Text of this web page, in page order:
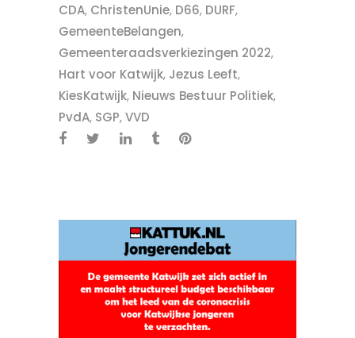
CDA, ChristenUnie, D66, DURF,
GemeenteBelangen,
Gemeenteraadsverkiezingen 2022,
Hart voor Katwijk, Jezus Leeft,
KiesKatwijk, Nieuws Bestuur Politiek,
PvdA, SGP,VVD